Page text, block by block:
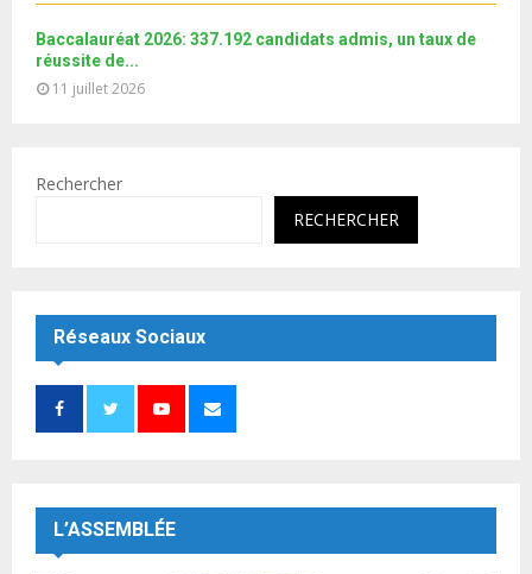
Baccalauréat 2026: 337.192 candidats admis, un taux de
réussite de...
11 juillet 2026
Rechercher
RECHERCHER
Réseaux Sociaux
L’ASSEMBLÉE